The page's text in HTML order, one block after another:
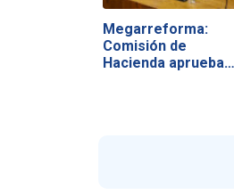
Megarreforma:
Comisión de
Hacienda aprueba